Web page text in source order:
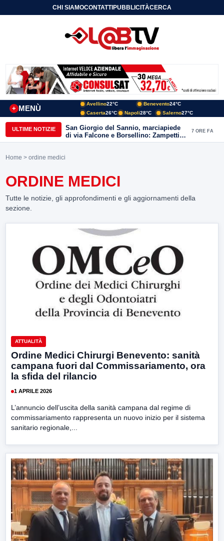
CHI SIAMOCONTATTIPUBBLICITÀCERCA
MENÙ
+
Avellino22°C Benevento24°C
Caserta26°C Napoli28°C Salerno27°C
ULTIME NOTIZIE
San Giorgio del Sannio, marciapiede
di via Falcone e Borsellino: Zampetti e
Lombardi replicano alle polemiche
7 ORE FA
Home > ordine medici
ORDINE MEDICI
Tutte le notizie, gli approfondimenti e gli aggiornamenti della
sezione.
ATTUALITÀ
Ordine Medici Chirurgi Benevento: sanità
campana fuori dal Commissariamento, ora
la sfida del rilancio
1 APRILE 2026
L’annuncio dell’uscita della sanità campana dal regime di
commissariamento rappresenta un nuovo inizio per il sistema
sanitario regionale,...